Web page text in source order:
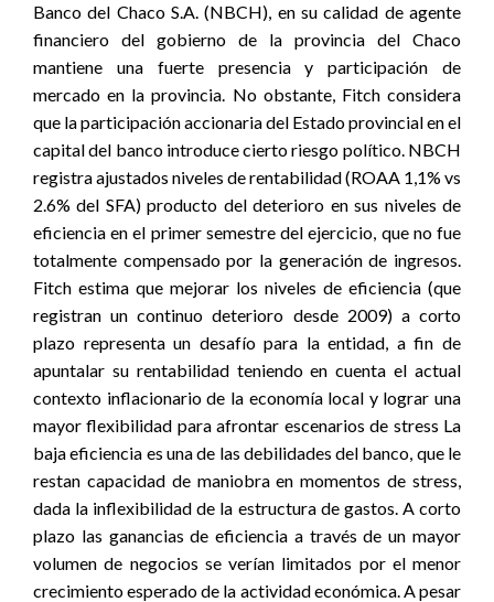
Banco del Chaco S.A. (NBCH), en su calidad de agente
financiero del gobierno de la provincia del Chaco
mantiene una fuerte presencia y participación de
mercado en la provincia. No obstante, Fitch considera
que la participación accionaria del Estado provincial en el
capital del banco introduce cierto riesgo político. NBCH
registra ajustados niveles de rentabilidad (ROAA 1,1% vs
2.6% del SFA) producto del deterioro en sus niveles de
eficiencia en el primer semestre del ejercicio, que no fue
totalmente compensado por la generación de ingresos.
Fitch estima que mejorar los niveles de eficiencia (que
registran un continuo deterioro desde 2009) a corto
plazo representa un desafío para la entidad, a fin de
apuntalar su rentabilidad teniendo en cuenta el actual
contexto inflacionario de la economía local y lograr una
mayor flexibilidad para afrontar escenarios de stress La
baja eficiencia es una de las debilidades del banco, que le
restan capacidad de maniobra en momentos de stress,
dada la inflexibilidad de la estructura de gastos. A corto
plazo las ganancias de eficiencia a través de un mayor
volumen de negocios se verían limitados por el menor
crecimiento esperado de la actividad económica. A pesar